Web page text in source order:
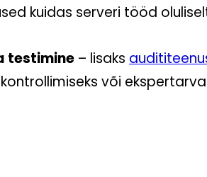
kuidas serveri tööd
testimine – lisaks
või